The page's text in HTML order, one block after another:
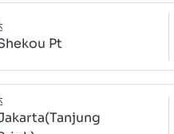
Pt